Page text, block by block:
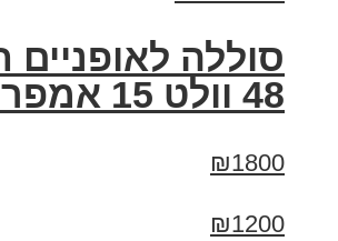
סוללה
48 וולט 15 אמפר 15A
₪1800
₪1200